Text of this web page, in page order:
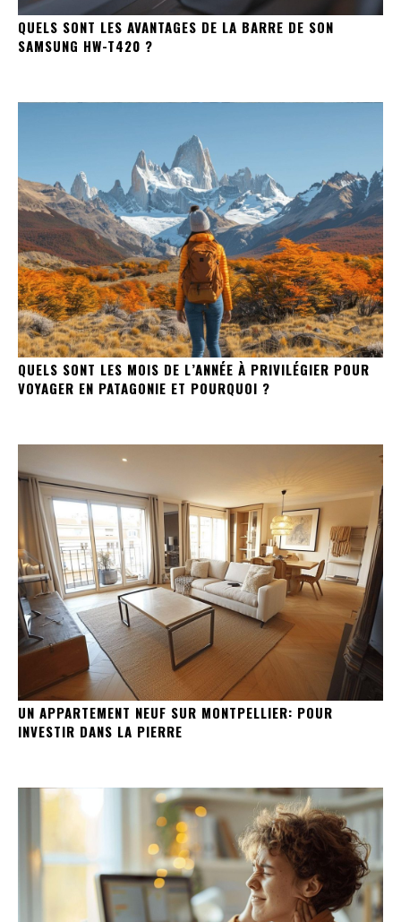
QUELS SONT LES AVANTAGES DE LA BARRE DE SON
SAMSUNG HW-T420 ?
QUELS SONT LES MOIS DE L’ANNÉE À PRIVILÉGIER POUR
VOYAGER EN PATAGONIE ET POURQUOI ?
UN APPARTEMENT NEUF SUR MONTPELLIER: POUR
INVESTIR DANS LA PIERRE